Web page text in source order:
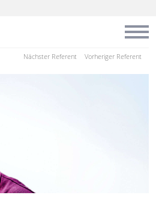
Vorheriger Referent
Nächster Referent